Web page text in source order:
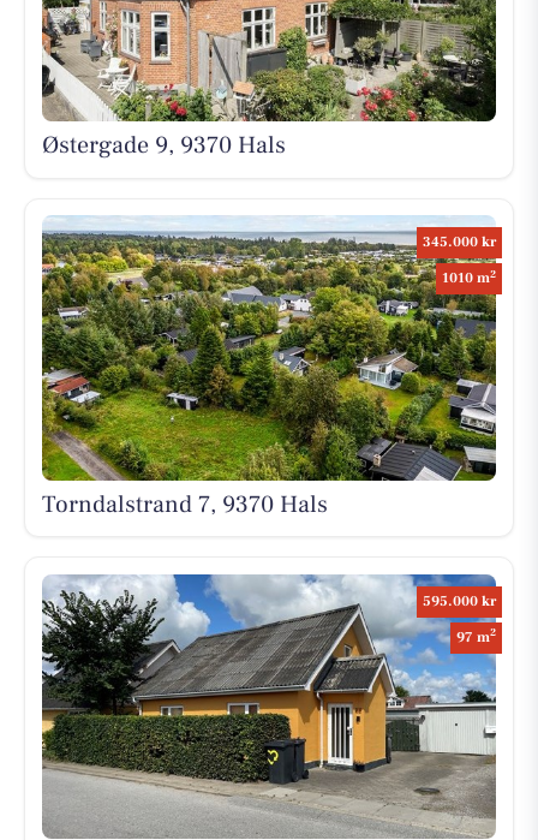
Østergade 9, 9370 Hals
345.000 kr
1010 m2
Torndalstrand 7, 9370 Hals
595.000 kr
97 m2